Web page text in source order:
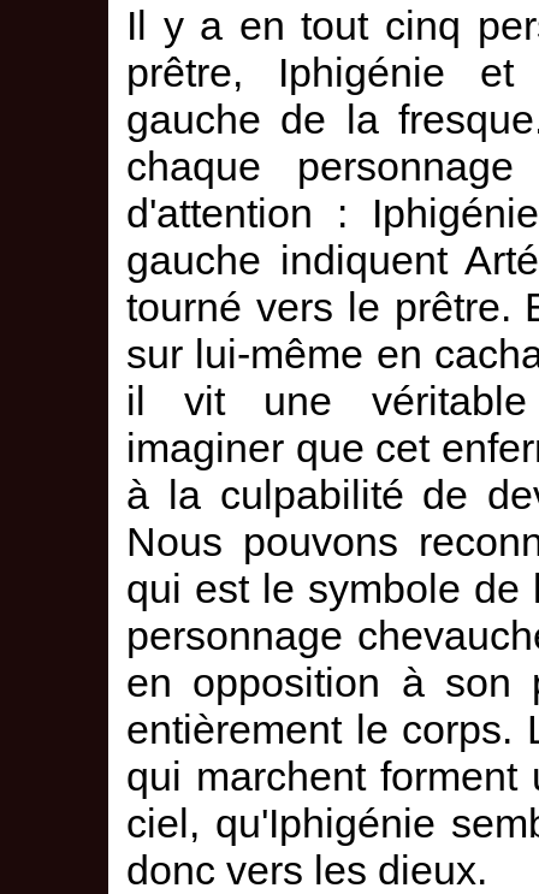
Il y a en tout cinq
prêtre, Iphigénie
gauche de la
chaque
d'attention :
gauche indiquent
tourné vers le prêtre.
sur lui-même en
il vit une véritable
imaginer que cet
à la culpabilité de
Nous pouvons
qui est le symbole de
personnage
en opposition à son
entièrement le corps.
qui marchent
ciel, qu'Iphigénie
donc vers les dieux.